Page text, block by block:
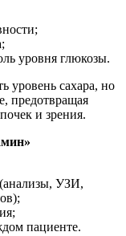
уровня глюкозы.
уровень сахара, но
предотвращая
и зрения.
УЗИ,
пациенте.